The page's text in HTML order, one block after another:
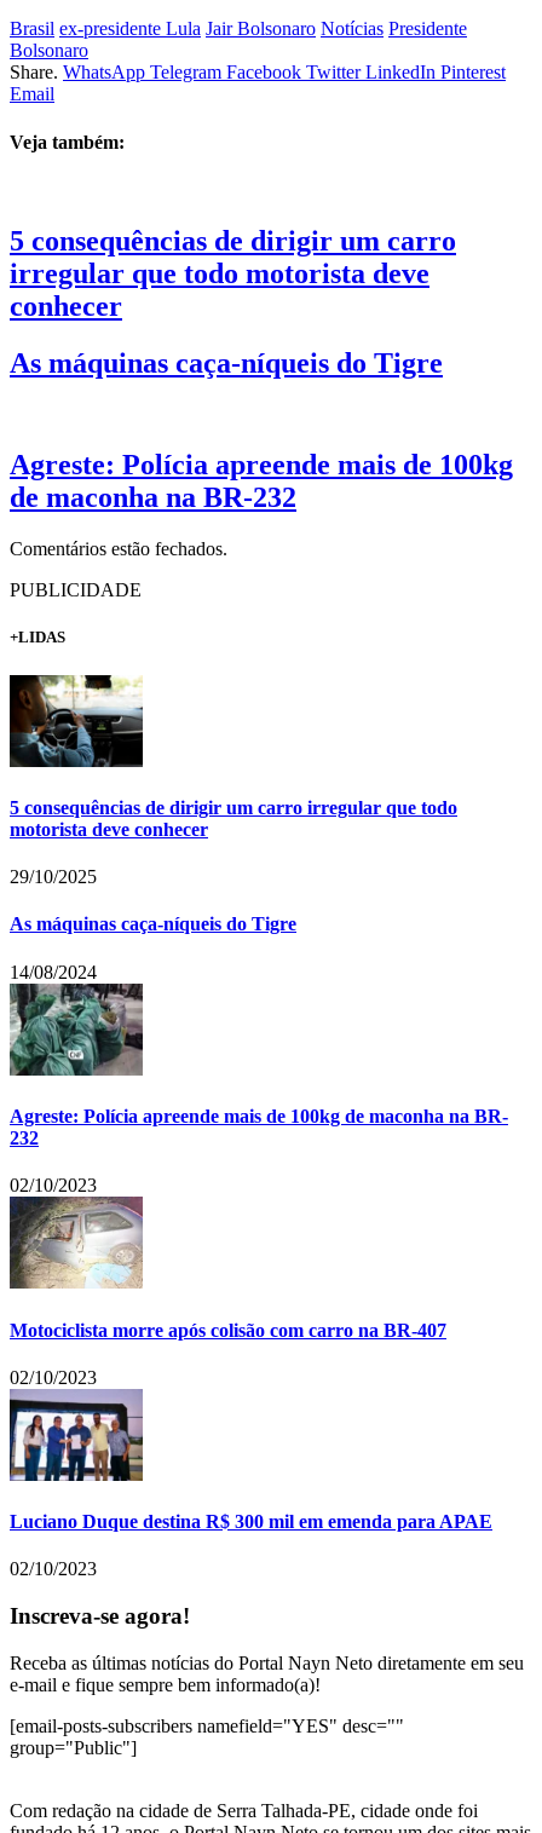
Brasil ex-presidente Lula Jair Bolsonaro Notícias Presidente
Bolsonaro
Share. WhatsApp Telegram Facebook Twitter LinkedIn Pinterest
Email
Veja também:
5 consequências de dirigir um carro
irregular que todo motorista deve
conhecer
As máquinas caça-níqueis do Tigre
Agreste: Polícia apreende mais de 100kg
de maconha na BR-232
Comentários estão fechados.
PUBLICIDADE
+LIDAS
5 consequências de dirigir um carro irregular que todo
motorista deve conhecer
29/10/2025
As máquinas caça-níqueis do Tigre
14/08/2024
Agreste: Polícia apreende mais de 100kg de maconha na BR-
232
02/10/2023
Motociclista morre após colisão com carro na BR-407
02/10/2023
Luciano Duque destina R$ 300 mil em emenda para APAE
02/10/2023
Inscreva-se agora!
Receba as últimas notícias do Portal Nayn Neto diretamente em seu
e-mail e fique sempre bem informado(a)!
[email-posts-subscribers namefield="YES" desc=""
group="Public"]
Com redação na cidade de Serra Talhada-PE, cidade onde foi